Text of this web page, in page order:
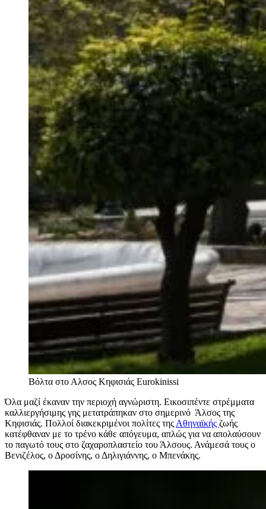
Βόλτα στο Αλσος Κηφισιάς Eurokinissi
Όλα μαζί έκαναν την περιοχή αγνώριστη. Εικοσιπέντε στρέμματα
καλλιεργήσιμης γης μετατράπηκαν στο σημερινό Άλσος της
Κηφισιάς. Πολλοί διακεκριμένοι πολίτες της Αθηναϊκής ζωής
κατέφθαναν με το τρένο κάθε απόγευμα, απλώς για να απολαύσουν
το παγωτό τους στο ζαχαροπλαστείο του Άλσους. Ανάμεσά τους ο
Βενιζέλος, ο Δροσίνης, ο Δηλιγιάννης, ο Μπενάκης.